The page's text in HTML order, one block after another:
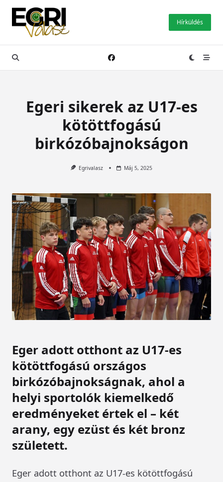
Skip
content
Hírküldés
Egeri sikerek az U17-es
kötöttfogású
birkózóbajnokságon
Egrivalasz Máj 5, 2025
Eger adott otthont az U17-es
kötöttfogású országos
birkózóbajnokságnak, ahol a
helyi sportolók kiemelkedő
eredményeket értek el – két
arany, egy ezüst és két bronz
született.
Eger adott otthont az U17-es kötöttfogású